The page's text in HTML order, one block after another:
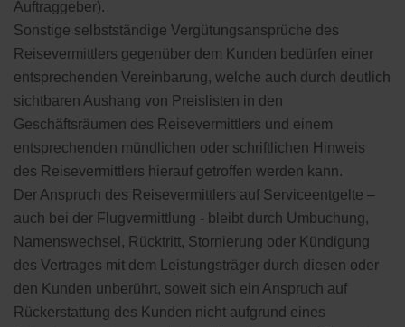
Auftraggeber).
Sonstige selbstständige Vergütungsansprüche des
Reisevermittlers gegenüber dem Kunden bedürfen einer
entsprechenden Vereinbarung, welche auch durch deutlich
sichtbaren Aushang von Preislisten in den
Geschäftsräumen des Reisevermittlers und einem
entsprechenden mündlichen oder schriftlichen Hinweis
des Reisevermittlers hierauf getroffen werden kann.
Der Anspruch des Reisevermittlers auf Serviceentgelte –
auch bei der Flugvermittlung - bleibt durch Umbuchung,
Namenswechsel, Rücktritt, Stornierung oder Kündigung
des Vertrages mit dem Leistungsträger durch diesen oder
den Kunden unberührt, soweit sich ein Anspruch auf
Rückerstattung des Kunden nicht aufgrund eines